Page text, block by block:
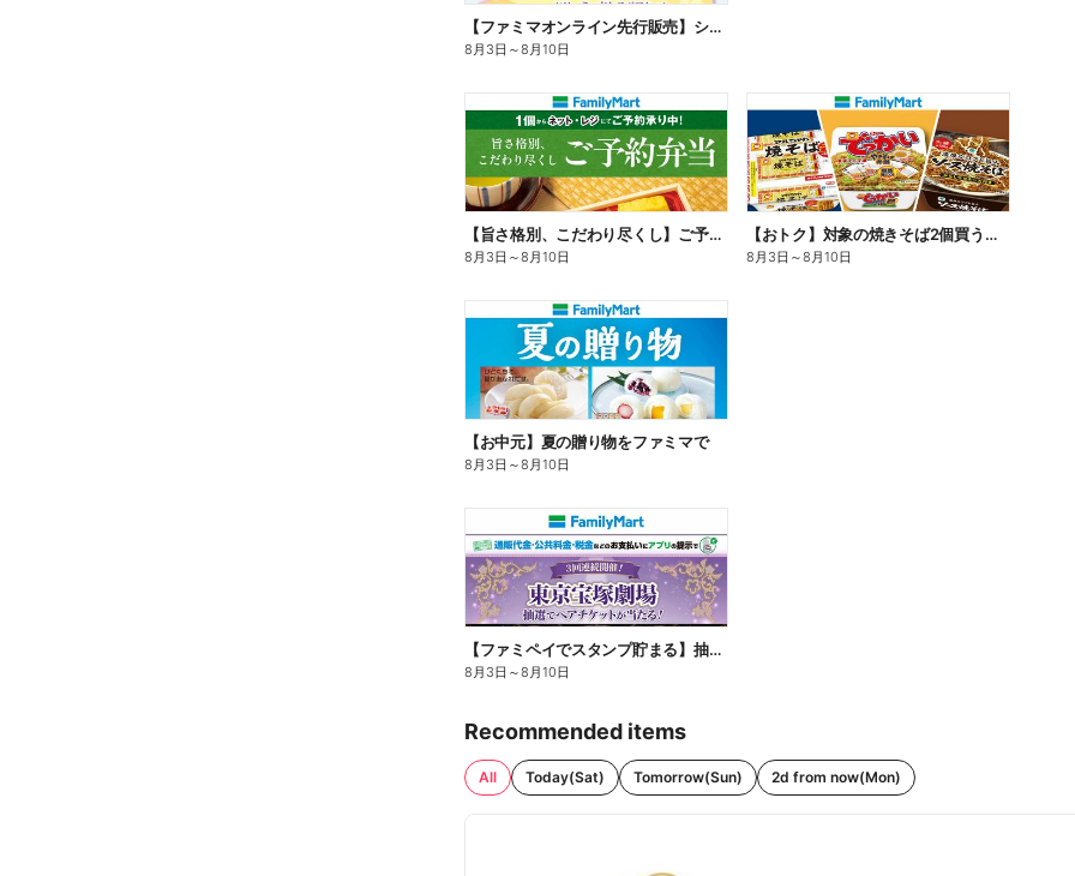
【ファミマオンライン先行販売】シルバニアファミリー
8月3日 ～8月10日
【旨さ格別、こだわり尽くし】ご予約弁当
8月3日 ～8月10日
【おトク】対象の焼きそば2個買うと100円引き!
8月3日 ～8月10日
【お中元】夏の贈り物をファミマで
8月3日 ～8月10日
【ファミペイでスタンプ貯まる】抽選でペアチケットが当たる!
8月3日 ～8月10日
Recommended items
All Today(Sat) Tomorrow(Sun) 2d from now(Mon)